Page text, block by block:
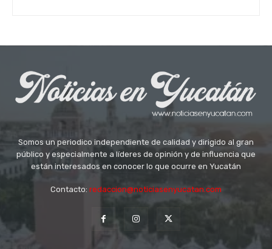
Somos un periodico independiente de calidad y dirigido al gran
público y especialmente a líderes de opinión y de influencia que
están interesados en conocer lo que ocurre en Yucatán
Contacto: redaccion@noticiasenyucatan.com